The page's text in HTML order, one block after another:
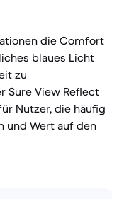
die Comfort
blaues Licht
zu
Sure View Reflect
Nutzer, die häufig
und Wert auf den